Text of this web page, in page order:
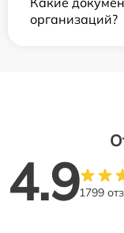
организаций?
4.91799